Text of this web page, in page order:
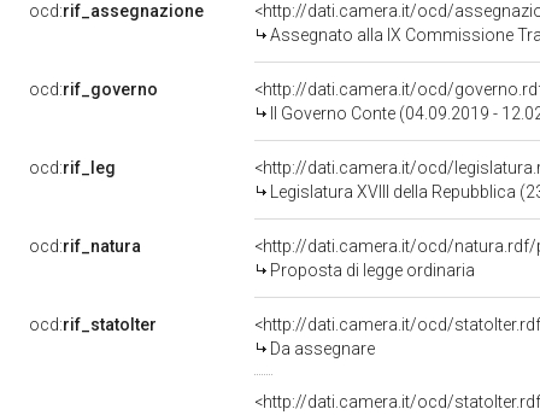
ocd:rif_assegnazione
<http://dati.camera.it/ocd/
Assegnato alla IX Commissione
ocd:rif_governo
<http://dati.camera.it/ocd/
II Governo Conte (04.09.2019 -
ocd:rif_leg
<http://dati.camera.it/ocd/
Legislatura XVIII della Repubblica
ocd:rif_natura
<http://dati.camera.it/ocd/natura.rdf/
Proposta di legge ordinaria
ocd:rif_statoIter
<http://dati.camera.it/ocd/
Da assegnare
<http://dati.camera.it/ocd/